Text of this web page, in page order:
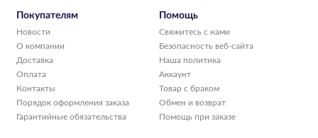
Покупателям
Новости
О компании
Доставка
Оплата
Контакты
Порядок оформления заказа
Гарантийные обязательства
Помощь
Свяжитесь с нами
Безопасность веб-сайта
Наша политика
Аккаунт
Товар с браком
Обмен и возврат
Помощь при заказе